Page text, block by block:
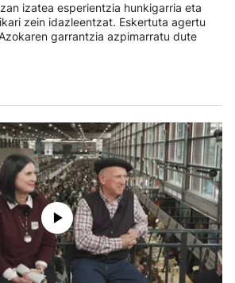
izatea esperientzia hunkigarria eta
zein idazleentzat. Eskertuta agertu
garrantzia azpimarratu dute